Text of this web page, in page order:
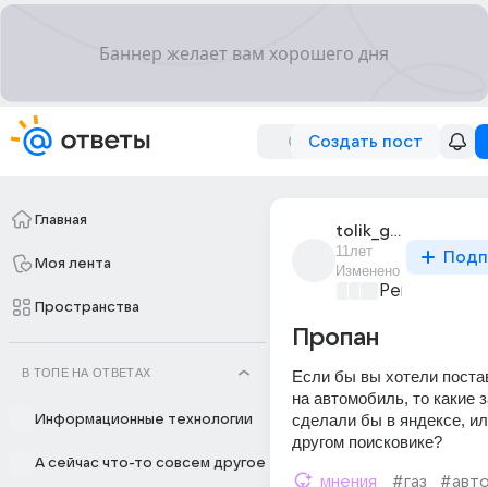
Создать пост
Главная
Моя лента
Пространства
В ТОПЕ НА ОТВЕТАХ
Информационные технологии
А сейчас что-то совсем другое
tolik_godov
11лет
Изменено
Ремонт и
Пропан
Если бы вы хотели
на автомобиль, то какие
сделали бы в яндексе,
другом поисковике?
мнения #газ